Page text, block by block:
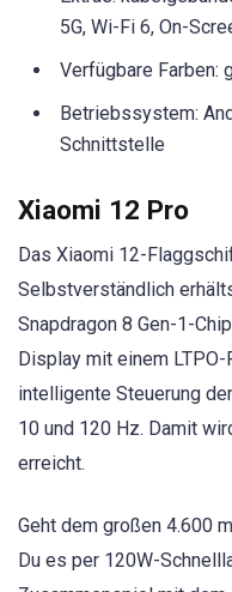
5G, Wi-Fi 6, On-
Verfügbare Farben:
Betriebssystem:
Schnittstelle
Xiaomi 12 Pro
Das Xiaomi 12-
Selbstverständlich
Snapdragon 8 Gen-1-
Display mit einem
intelligente Steuerung
10 und 120 Hz. Damit
erreicht.
Geht dem großen 4.600
Du es per 120W-